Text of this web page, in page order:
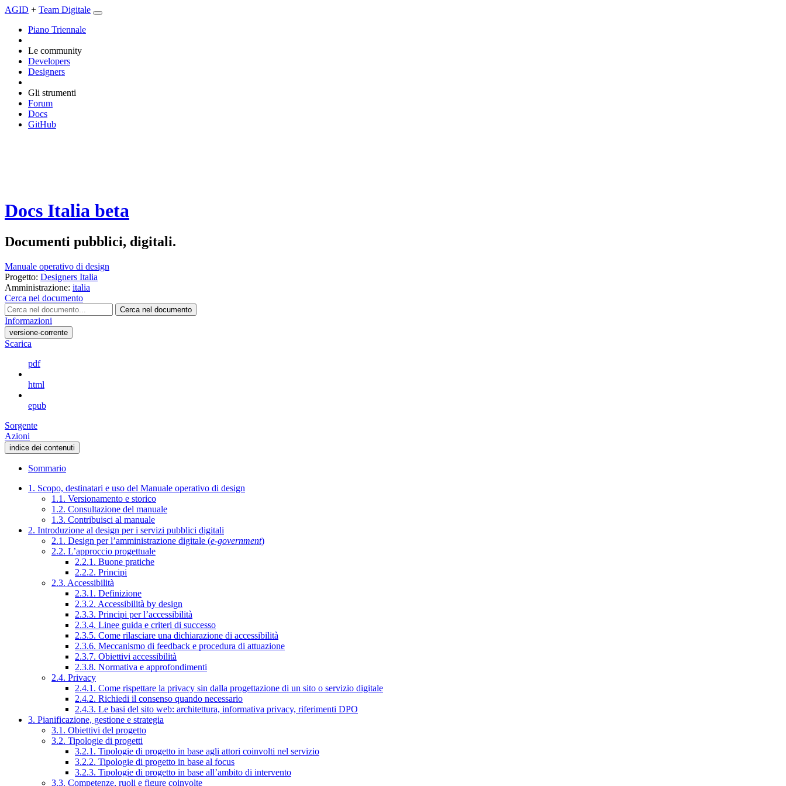
AGID + Team Digitale
Piano Triennale
Le community
Developers
Designers
Gli strumenti
Forum
Docs
GitHub
Docs Italia beta
Documenti pubblici, digitali.
Manuale operativo di design
Progetto: Designers Italia
Amministrazione: italia
Cerca nel documento
Cerca nel documento
Informazioni
versione-corrente
Scarica
pdf
html
epub
Sorgente
Azioni
indice dei contenuti
Sommario
1. Scopo, destinatari e uso del Manuale operativo di design
1.1. Versionamento e storico
1.2. Consultazione del manuale
1.3. Contribuisci al manuale
2. Introduzione al design per i servizi pubblici digitali
2.1. Design per l’amministrazione digitale (e-government)
2.2. L’approccio progettuale
2.2.1. Buone pratiche
2.2.2. Principi
2.3. Accessibilità
2.3.1. Definizione
2.3.2. Accessibilità by design
2.3.3. Principi per l’accessibilità
2.3.4. Linee guida e criteri di successo
2.3.5. Come rilasciare una dichiarazione di accessibilità
2.3.6. Meccanismo di feedback e procedura di attuazione
2.3.7. Obiettivi accessibilità
2.3.8. Normativa e approfondimenti
2.4. Privacy
2.4.1. Come rispettare la privacy sin dalla progettazione di un sito o servizio digitale
2.4.2. Richiedi il consenso quando necessario
2.4.3. Le basi del sito web: architettura, informativa privacy, riferimenti DPO
3. Pianificazione, gestione e strategia
3.1. Obiettivi del progetto
3.2. Tipologie di progetti
3.2.1. Tipologie di progetto in base agli attori coinvolti nel servizio
3.2.2. Tipologie di progetto in base al focus
3.2.3. Tipologie di progetto in base all’ambito di intervento
3.3. Competenze, ruoli e figure coinvolte